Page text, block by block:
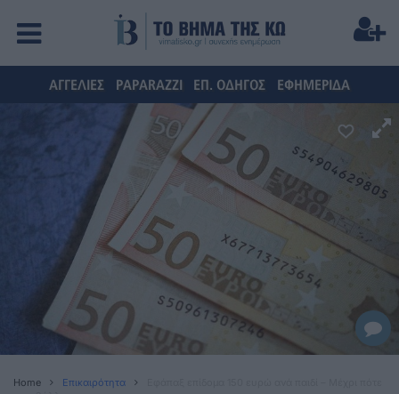
ΑΓΓΕΛΙΕΣ PAPARAZZI ΕΠ. ΟΔΗΓΟΣ ΕΦΗΜΕΡΙΔΑ
Home Επικαιρότητα